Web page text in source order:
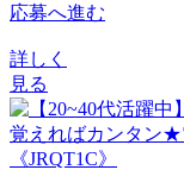
応募へ進む
詳しく
見る